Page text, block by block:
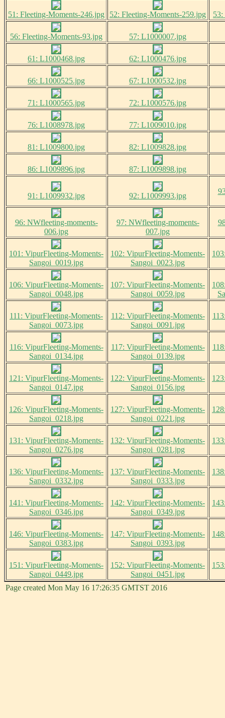
51: Fleeting-Moments-246.jpg 52: Fleeting-Moments-259.jpg 53:
56: Fleeting-Moments-93.jpg 57: L1000007.jpg
61: L1000468.jpg 62: L1000476.jpg
66: L1000525.jpg 67: L1000532.jpg
71: L1000565.jpg 72: L1000576.jpg
76: L1008978.jpg 77: L1009010.jpg
81: L1009800.jpg 82: L1009828.jpg
86: L1009896.jpg 87: L1009898.jpg
91: L1009932.jpg 92: L1009993.jpg
96: NWfleeting-moments-
006.jpg
97: NWfleeting-moments-
007.jpg
101: VipurFleeting-Moments-
Sangoi_0019.jpg
102: VipurFleeting-Moments-
Sangoi_0023.jpg
106: VipurFleeting-Moments-
Sangoi_0048.jpg
107: VipurFleeting-Moments-
Sangoi_0059.jpg
111: VipurFleeting-Moments-
Sangoi_0073.jpg
112: VipurFleeting-Moments-
Sangoi_0091.jpg
116: VipurFleeting-Moments-
Sangoi_0134.jpg
117: VipurFleeting-Moments-
Sangoi_0139.jpg
121: VipurFleeting-Moments-
Sangoi_0147.jpg
122: VipurFleeting-Moments-
Sangoi_0156.jpg
126: VipurFleeting-Moments-
Sangoi_0218.jpg
127: VipurFleeting-Moments-
Sangoi_0221.jpg
131: VipurFleeting-Moments-
Sangoi_0276.jpg
132: VipurFleeting-Moments-
Sangoi_0281.jpg
136: VipurFleeting-Moments-
Sangoi_0332.jpg
137: VipurFleeting-Moments-
Sangoi_0333.jpg
141: VipurFleeting-Moments-
Sangoi_0346.jpg
142: VipurFleeting-Moments-
Sangoi_0349.jpg
146: VipurFleeting-Moments-
Sangoi_0383.jpg
147: VipurFleeting-Moments-
Sangoi_0393.jpg
151: VipurFleeting-Moments-
Sangoi_0449.jpg
152: VipurFleeting-Moments-
Sangoi_0451.jpg
Page created Mon May 16 17:26:35 GMTST 2016